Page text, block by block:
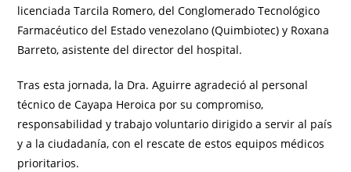
licenciada Tarcila Romero, del Conglomerado Tecnológico
Farmacéutico del Estado venezolano (Quimbiotec) y Roxana
Barreto, asistente del director del hospital.
Tras esta jornada, la Dra. Aguirre agradeció al personal
técnico de Cayapa Heroica por su compromiso,
responsabilidad y trabajo voluntario dirigido a servir al país
y a la ciudadanía, con el rescate de estos equipos médicos
prioritarios.